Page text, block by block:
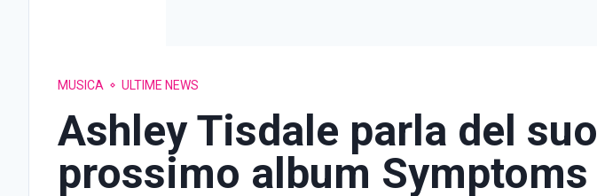
MUSICA ULTIME NEWS
Ashley Tisdale parla del suo
prossimo album Symptoms